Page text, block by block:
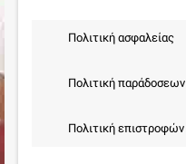
Πολιτική ασφαλείας
Πολιτική παράδοσεων
Πολιτική επιστροφών